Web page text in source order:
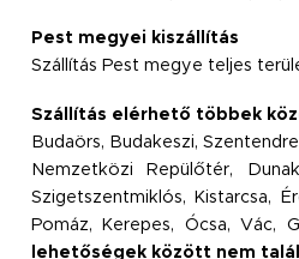
Pest megyei kiszállítás
Szállítás Pest megye teljes
Szállítás elérhető többek
Budaörs, Budakeszi,
Nemzetközi Repülőtér,
Szigetszentmiklós, Kistarcsa,
Pomáz, Kerepes, Ócsa, Vác,
lehetőségek között nem